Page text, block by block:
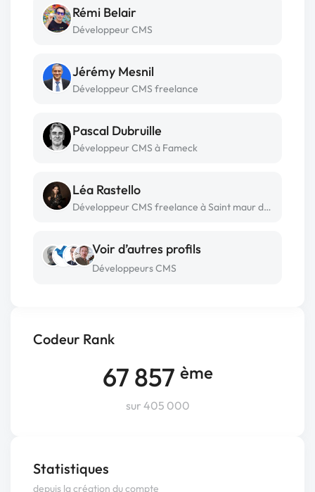
Codeur Rank
67 857 ème
sur 405 000
Statistiques
depuis la création du compte
Rémi Belair
Développeur CMS
Jérémy Mesnil
Développeur CMS freelance
Pascal Dubruille
Développeur CMS à Fameck
Léa Rastello
Développeur CMS freelance à Saint maur des fosses
Voir d’autres profils
Développeurs CMS